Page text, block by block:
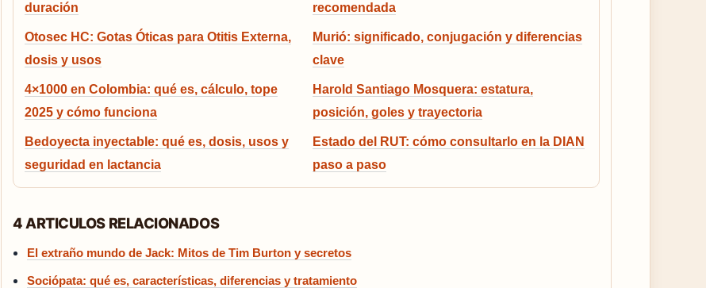
duración
recomendada
Otosec HC: Gotas Óticas para Otitis Externa,
dosis y usos
Murió: significado, conjugación y diferencias
clave
4×1000 en Colombia: qué es, cálculo, tope
2025 y cómo funciona
Harold Santiago Mosquera: estatura,
posición, goles y trayectoria
Bedoyecta inyectable: qué es, dosis, usos y
seguridad en lactancia
Estado del RUT: cómo consultarlo en la DIAN
paso a paso
4 ARTICULOS RELACIONADOS
El extraño mundo de Jack: Mitos de Tim Burton y secretos
Sociópata: qué es, características, diferencias y tratamiento